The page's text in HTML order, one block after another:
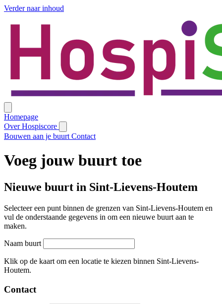
Verder naar inhoud
Homepage
Over Hospiscore
Bouwen aan je buurt Contact
Voeg jouw buurt toe
Nieuwe buurt in Sint-Lievens-Houtem
Selecteer een punt binnen de grenzen van Sint-Lievens-Houtem en
vul de onderstaande gegevens in om een nieuwe buurt aan te
maken.
Naam buurt
+
Klik op de kaart om een locatie te kiezen binnen Sint-Lievens-
Houtem.
Contact